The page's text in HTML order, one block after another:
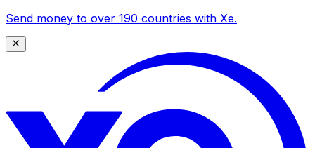
Send money to over 190 countries with Xe.